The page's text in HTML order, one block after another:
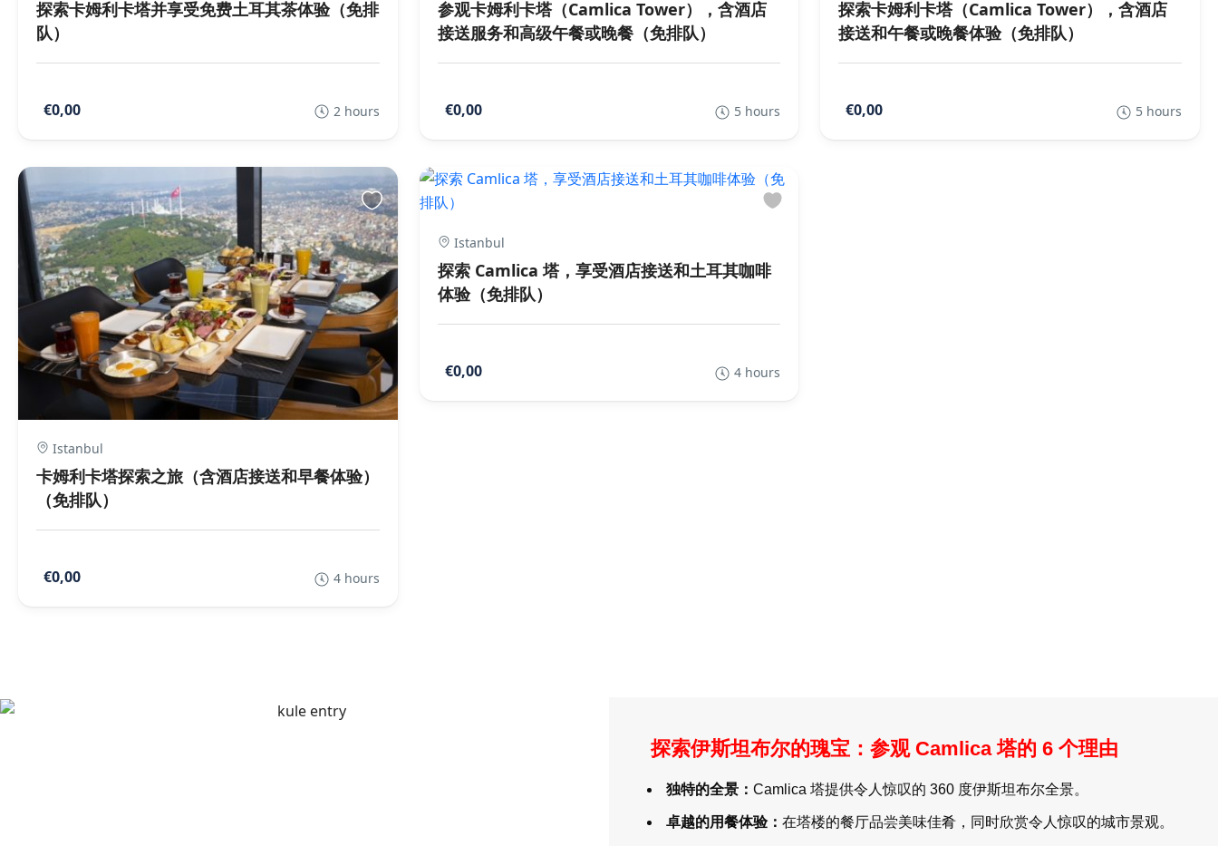
探索卡姆利卡塔并享受免费土耳其茶体验（免排
队）
€0,00 2 hours
参观卡姆利卡塔（Camlica Tower），含酒店
接送服务和高级午餐或晚餐（免排队）
€0,00 5 hours
探索卡姆利卡塔（Camlica Tower），含酒店
接送和午餐或晚餐体验（免排队）
€0,00 5 hours
Istanbul
卡姆利卡塔探索之旅（含酒店接送和早餐体验）
（免排队）
€0,00 4 hours
Istanbul
探索 Camlica 塔，享受酒店接送和土耳其咖啡
体验（免排队）
€0,00 4 hours
探索伊斯坦布尔的瑰宝：参观 Camlica 塔的 6 个理由
独特的全景： Camlica 塔提供令人惊叹的 360 度伊斯坦布尔全景。
卓越的用餐体验： 在塔楼的餐厅品尝美味佳肴，同时欣赏令人惊叹的城市景观。